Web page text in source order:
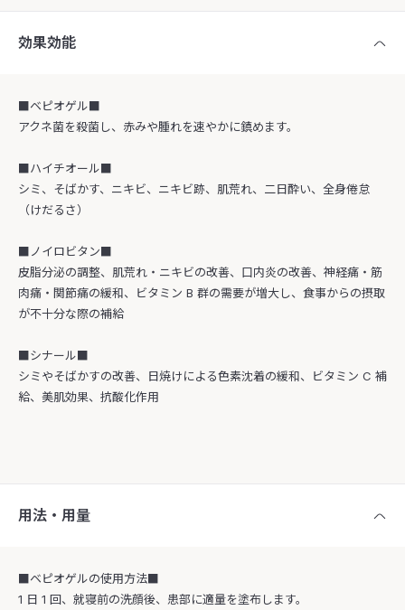
効果効能
■ベピオゲル■
アクネ菌を殺菌し、赤みや腫れを速やかに鎮めます。
■ハイチオール■
シミ、そばかす、ニキビ、ニキビ跡、肌荒れ、二日酔い、全身倦怠
（けだるさ）
■ノイロビタン■
皮脂分泌の調整、肌荒れ・ニキビの改善、口内炎の改善、神経痛・筋
肉痛・関節痛の緩和、ビタミン B 群の需要が増大し、食事からの摂取
が不十分な際の補給
■シナール■
シミやそばかすの改善、日焼けによる色素沈着の緩和、ビタミン C 補
給、美肌効果、抗酸化作用
用法・用量
■ベピオゲルの使用方法■
1 日 1 回、就寝前の洗顔後、患部に適量を塗布します。